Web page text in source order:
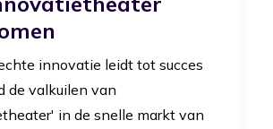
innovatie leidt tot succes
de valkuilen van
in de snelle markt van